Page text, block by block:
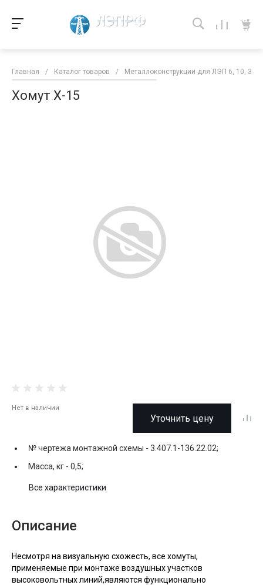
Главная / Каталог товаров / Металлоконструкции для ЛЭП 6, 10, 35
Хомут Х-15
Нет в наличии
Уточнить цену
№ чертежа монтажной схемы - 3.407.1-136.22.02;
Масса, кг - 0,5;
Все характеристики
Описание
Несмотря на визуальную схожесть, все хомуты,
применяемые при монтаже воздушных участков
высоковольтных линий,являются функционально